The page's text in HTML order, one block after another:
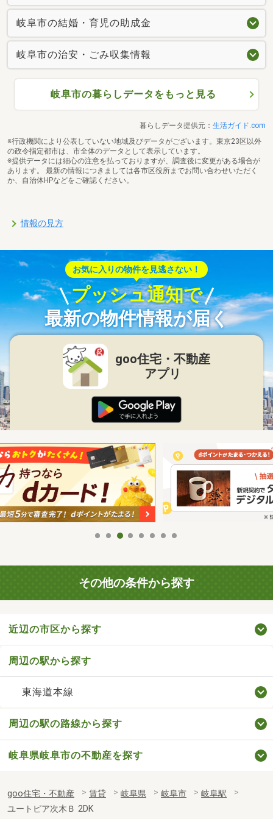
岐阜市の結婚・育児の助成金
岐阜市の治安・ごみ収集情報
岐阜市の暮らしデータをもっと見る
暮らしデータ提供元： 生活ガイド.com
※行政機関により公表していない地域及びデータがございます。東京23区以外
の政令指定都市は、市全体のデータとして表示しています。
※提供データには細心の注意を払っておりますが、調査後に変更がある場合が
あります。 最新の情報につきましては各市区役所までお問い合わせいただく
か、自治体HPなどをご確認ください。
情報の見方
お気に入りの物件を見逃さない！
プッシュ通知で
最新の物件情報が届く
goo住宅・不動産
アプリ
その他の条件から探す
近辺の市区から探す
周辺の駅から探す
東海道本線
周辺の駅の路線から探す
岐阜県岐阜市の不動産を探す
goo住宅・不動産 賃貸 岐阜県 岐阜市
岐阜駅
ユートピア次木Ｂ 2DK